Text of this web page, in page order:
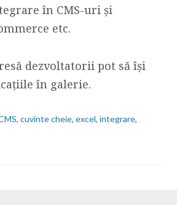
în CMS-uri și
etc.
dezvoltatorii pot să își
în galerie.
, cuvinte cheie, excel, integrare,